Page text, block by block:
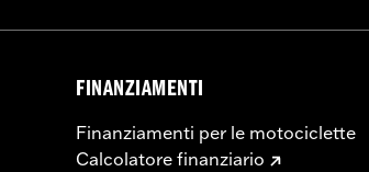
FINANZIAMENTI
Finanziamenti per le motociclette
Calcolatore finanziario